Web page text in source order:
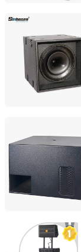
Guangzhou
Guangdong,
Jiangmen
Guangdong,